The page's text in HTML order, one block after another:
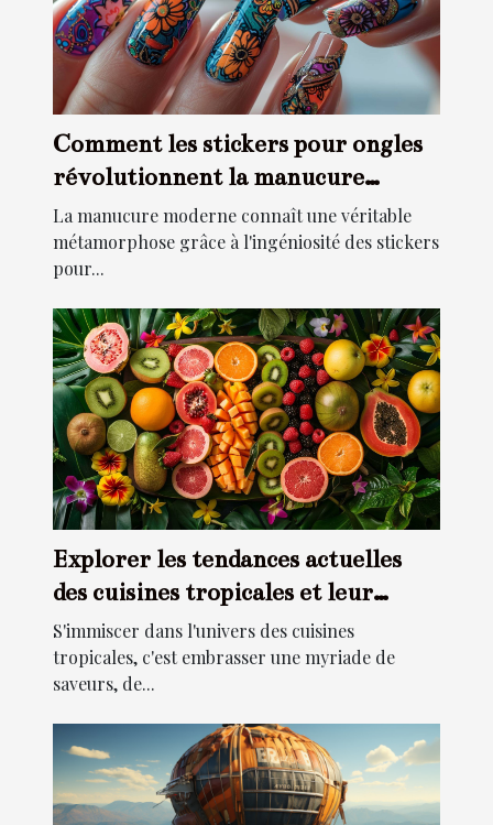
Comment les stickers pour ongles
révolutionnent la manucure
moderne
La manucure moderne connaît une véritable
métamorphose grâce à l'ingéniosité des stickers
pour...
Explorer les tendances actuelles
des cuisines tropicales et leur
impact
S'immiscer dans l'univers des cuisines
tropicales, c'est embrasser une myriade de
saveurs, de...